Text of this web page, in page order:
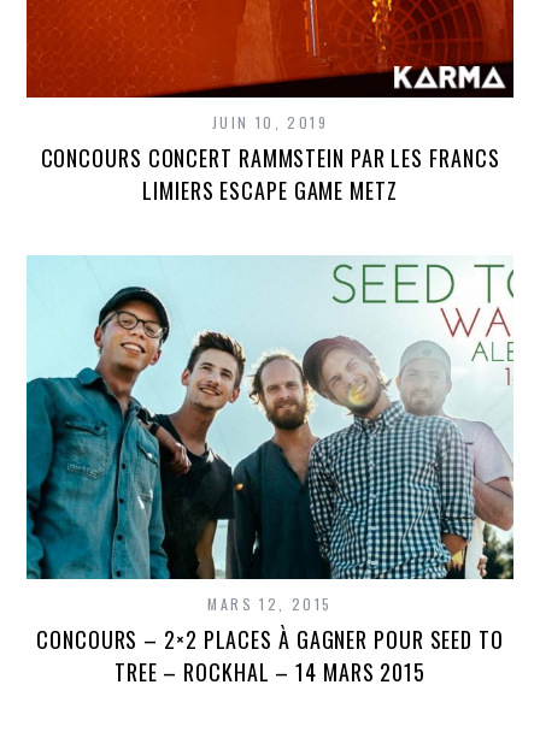
JUIN 10, 2019
CONCOURS CONCERT RAMMSTEIN PAR LES FRANCS
LIMIERS ESCAPE GAME METZ
MARS 12, 2015
CONCOURS – 2×2 PLACES À GAGNER POUR SEED TO
TREE – ROCKHAL – 14 MARS 2015